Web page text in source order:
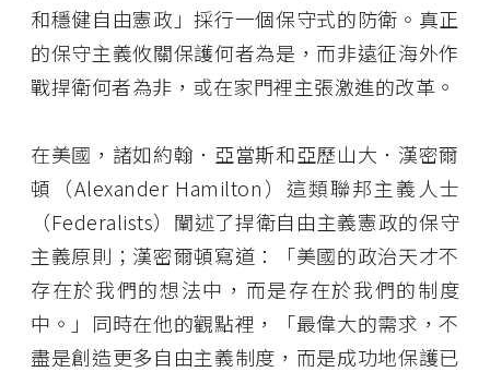
和穩健自由憲政」採行一個保守式的防衛。真正
的保守主義攸關保護何者為是，而非遠征海外作
戰捍衛何者為非，或在家門裡主張激進的改革。
在美國，諸如約翰．亞當斯和亞歷山大．漢密爾
頓（Alexander Hamilton）這類聯邦主義人士
（Federalists）闡述了捍衛自由主義憲政的保守
主義原則；漢密爾頓寫道：「美國的政治天才不
存在於我們的想法中，而是存在於我們的制度
中。」同時在他的觀點裡，「最偉大的需求，不
盡是創造更多自由主義制度，而是成功地保護已